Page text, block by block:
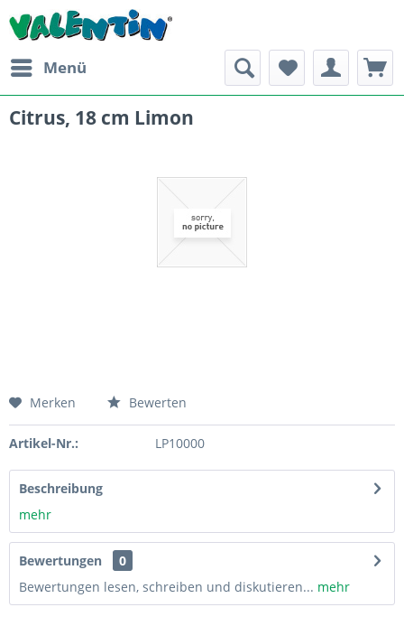
Menü
Citrus, 18 cm Limon
Merken Bewerten
Artikel-Nr.: LP10000
Beschreibung
mehr
Bewertungen
0
Bewertungen lesen, schreiben und diskutieren... mehr